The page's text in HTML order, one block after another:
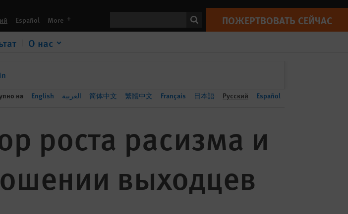
Español More languages ПОЖЕРТВОВАТЬ СЕЙЧАС
О нас
ПОЖЕРТВОВАТЬ СЕЙЧАС
на English العربية 简体中文 繁體中文 Français 日本語 Русский Español
роста расизма и
выходцев